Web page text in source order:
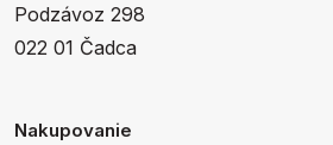
Podzávoz 298
022 01 Čadca
Nakupovanie